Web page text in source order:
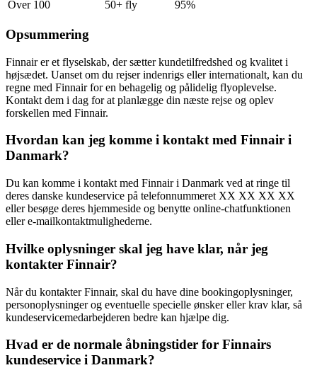
Over 100
50+ fly 95%
Opsummering
Finnair er et flyselskab, der sætter kundetilfredshed og kvalitet i
højsædet. Uanset om du rejser indenrigs eller internationalt, kan du
regne med Finnair for en behagelig og pålidelig flyoplevelse.
Kontakt dem i dag for at planlægge din næste rejse og oplev
forskellen med Finnair.
Hvordan kan jeg komme i kontakt med Finnair i
Danmark?
Du kan komme i kontakt med Finnair i Danmark ved at ringe til
deres danske kundeservice på telefonnummeret XX XX XX XX
eller besøge deres hjemmeside og benytte online-chatfunktionen
eller e-mailkontaktmulighederne.
Hvilke oplysninger skal jeg have klar, når jeg
kontakter Finnair?
Når du kontakter Finnair, skal du have dine bookingoplysninger,
personoplysninger og eventuelle specielle ønsker eller krav klar, så
kundeservicemedarbejderen bedre kan hjælpe dig.
Hvad er de normale åbningstider for Finnairs
kundeservice i Danmark?